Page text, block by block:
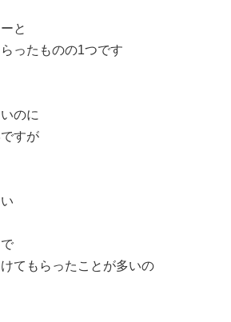
と
ったものの1つです
のに
すが
てもらったことが多いの